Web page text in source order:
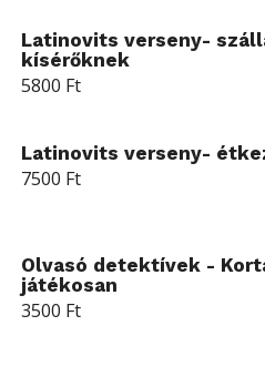
Latinovits verseny-
kísérőknek
5800 Ft
Latinovits verseny-
7500 Ft
Olvasó detektívek -
játékosan
3500 Ft